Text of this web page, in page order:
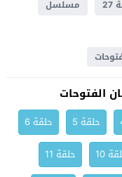
مسلسل
الفتوحات
حلقة 5
حلقة 6
10
حلقة 11